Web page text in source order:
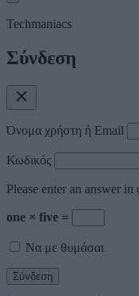
Techmaniacs
Σύνδεση
Όνομα χρήστη ή Email
Κωδικός
Please enter an answer in
one × five =
Να με θυμάσαι